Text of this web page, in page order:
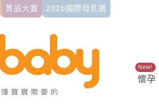
菁品大賞 2026國際母乳週
懷孕
New!